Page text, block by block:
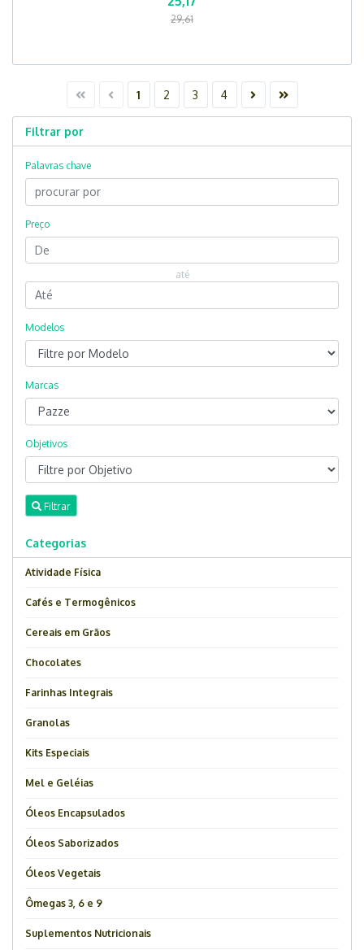
29,61
1 2 3 4
Filtrar por
Palavras chave
Preço
até
Modelos
Marcas
Objetivos
Filtrar
Categorias
Atividade Física
Cafés e Termogênicos
Cereais em Grãos
Chocolates
Farinhas Integrais
Granolas
Kits Especiais
Mel e Geléias
Óleos Encapsulados
Óleos Saborizados
Óleos Vegetais
Ômegas 3, 6 e 9
Suplementos Nutricionais